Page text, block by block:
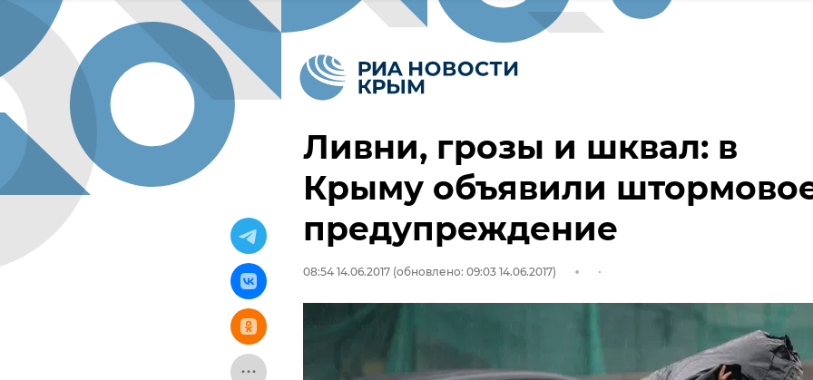
Ливни, грозы и шквал: в
Крыму объявили
предупреждение
08:54 14.06.2017 (обновлено: 09:03 14.06.2017)